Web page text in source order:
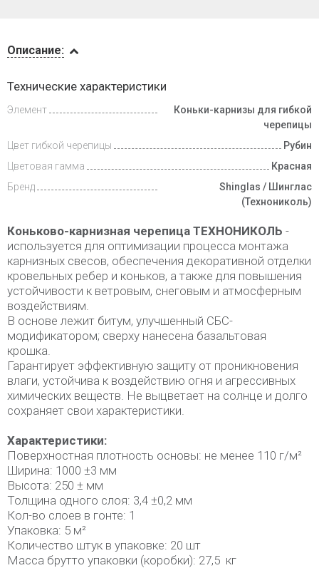
Доставка
Описание:
Технические характеристики
Элемент
Коньки-карнизы для гибкой
черепицы
Цвет гибкой черепицы
Рубин
Цветовая гамма
Красная
Бренд
Shinglas / Шинглас
(Технониколь)
Коньково-карнизная черепица ТЕХНОНИКОЛЬ -
используется для оптимизации процесса монтажа
карнизных свесов, обеспечения декоративной отделки
кровельных ребер и коньков, а также для повышения
устойчивости к ветровым, снеговым и атмосферным
воздействиям.
В основе лежит битум, улучшенный СБС-
модификатором; сверху нанесена базальтовая
крошка.
Гарантирует эффективную защиту от проникновения
влаги, устойчива к воздействию огня и агрессивных
химических веществ. Не выцветает на солнце и долго
сохраняет свои характеристики.
Характеристики:
Поверхностная плотность основы: не менее 110 г/м²
Ширина: 1000 ±3 мм
Высота: 250 ± мм
Толщина одного слоя: 3,4 ±0,2 мм
Кол-во слоев в гонте: 1
Упаковка: 5 м²
Количество штук в упаковке: 20 шт
Масса брутто упаковки (коробки): 27,5 кг